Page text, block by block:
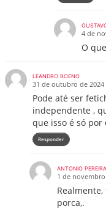
4 de
O
LEANDRO BOENO
31 de outubro de 2024
Pode até ser
independente ,
que isso é só por
Responder
ANTONIO PEREIRA
1 de
porca,.